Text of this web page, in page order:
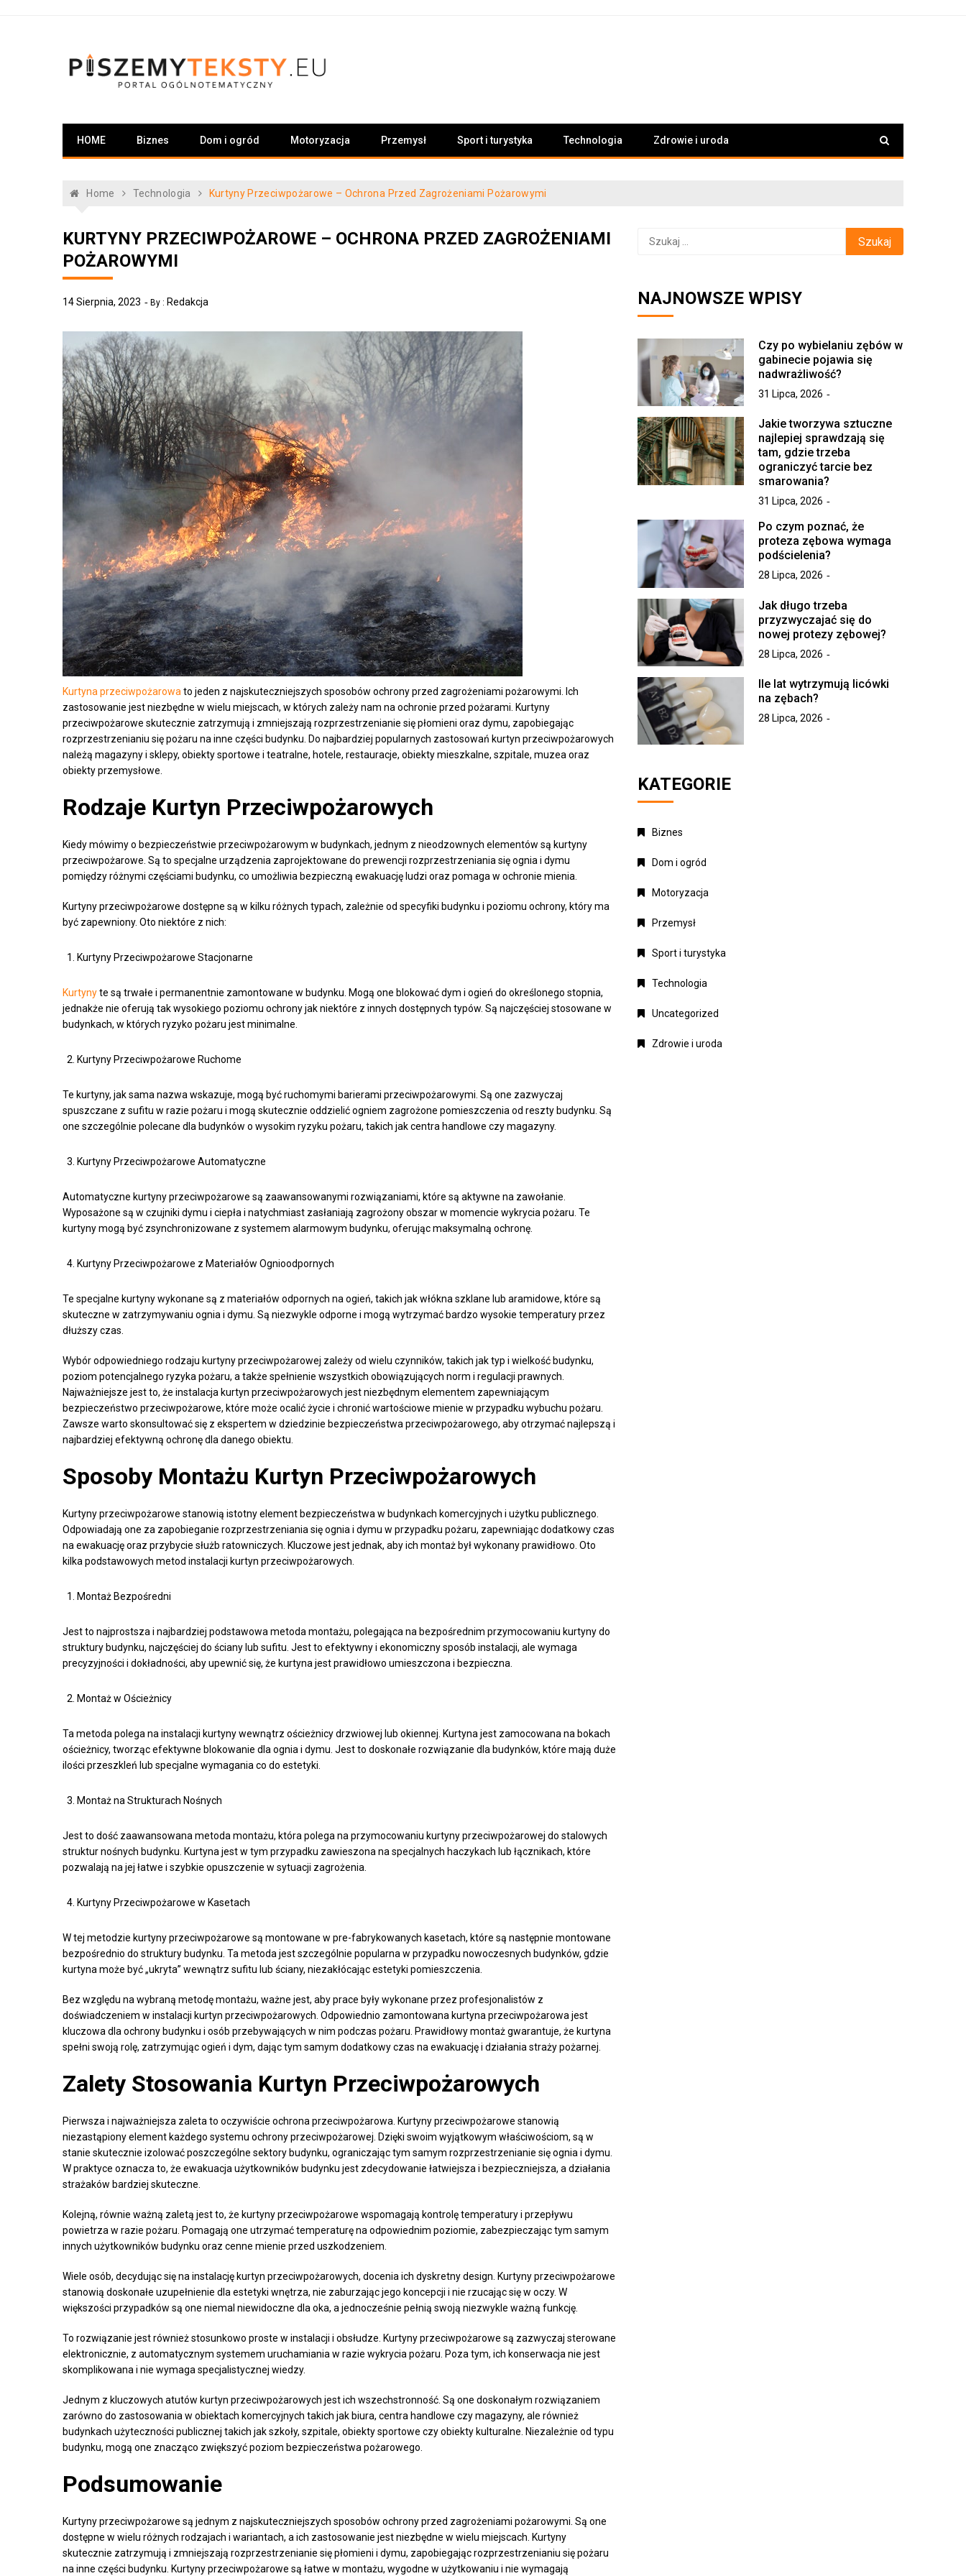
PiszemyTeksty.pl
HOME Biznes Dom i ogród Motoryzacja Przemysł Sport i turystyka Technologia Zdrowie i uroda
Home Technologia Kurtyny Przeciwpożarowe – Ochrona Przed Zagrożeniami Pożarowymi
KURTYNY PRZECIWPOŻAROWE – OCHRONA PRZED ZAGROŻENIAMI
POŻAROWYMI
14 Sierpnia, 2023 By : Redakcja
Kurtyna przeciwpożarowa to jeden z najskuteczniejszych sposobów ochrony przed zagrożeniami pożarowymi. Ich
zastosowanie jest niezbędne w wielu miejscach, w których zależy nam na ochronie przed pożarami. Kurtyny
przeciwpożarowe skutecznie zatrzymują i zmniejszają rozprzestrzenianie się płomieni oraz dymu, zapobiegając
rozprzestrzenianiu się pożaru na inne części budynku. Do najbardziej popularnych zastosowań kurtyn przeciwpożarowych
należą magazyny i sklepy, obiekty sportowe i teatralne, hotele, restauracje, obiekty mieszkalne, szpitale, muzea oraz
obiekty przemysłowe.
Rodzaje Kurtyn Przeciwpożarowych
Kiedy mówimy o bezpieczeństwie przeciwpożarowym w budynkach, jednym z nieodzownych elementów są kurtyny
przeciwpożarowe. Są to specjalne urządzenia zaprojektowane do prewencji rozprzestrzeniania się ognia i dymu
pomiędzy różnymi częściami budynku, co umożliwia bezpieczną ewakuację ludzi oraz pomaga w ochronie mienia.
Kurtyny przeciwpożarowe dostępne są w kilku różnych typach, zależnie od specyfiki budynku i poziomu ochrony, który ma
być zapewniony. Oto niektóre z nich:
Kurtyny Przeciwpożarowe Stacjonarne
Kurtynyte są trwałe i permanentnie zamontowane w budynku. Mogą one blokować dym i ogień do określonego stopnia,
jednakże nie oferują tak wysokiego poziomu ochrony jak niektóre z innych dostępnych typów. Są najczęściej stosowane w
budynkach, w których ryzyko pożaru jest minimalne.
Kurtyny Przeciwpożarowe Ruchome
Te kurtyny, jak sama nazwa wskazuje, mogą być ruchomymi barierami przeciwpożarowymi. Są one zazwyczaj
spuszczane z sufitu w razie pożaru i mogą skutecznie oddzielić ogniem zagrożone pomieszczenia od reszty budynku. Są
one szczególnie polecane dla budynków o wysokim ryzyku pożaru, takich jak centra handlowe czy magazyny.
Kurtyny Przeciwpożarowe Automatyczne
Automatyczne kurtyny przeciwpożarowe są zaawansowanymi rozwiązaniami, które są aktywne na zawołanie.
Wyposażone są w czujniki dymu i ciepła i natychmiast zasłaniają zagrożony obszar w momencie wykrycia pożaru. Te
kurtyny mogą być zsynchronizowane z systemem alarmowym budynku, oferując maksymalną ochronę.
Kurtyny Przeciwpożarowe z Materiałów Ognioodpornych
Te specjalne kurtyny wykonane są z materiałów odpornych na ogień, takich jak włókna szklane lub aramidowe, które są
skuteczne w zatrzymywaniu ognia i dymu. Są niezwykle odporne i mogą wytrzymać bardzo wysokie temperatury przez
dłuższy czas.
Wybór odpowiedniego rodzaju kurtyny przeciwpożarowej zależy od wielu czynników, takich jak typ i wielkość budynku,
poziom potencjalnego ryzyka pożaru, a także spełnienie wszystkich obowiązujących norm i regulacji prawnych.
Najważniejsze jest to, że instalacja kurtyn przeciwpożarowych jest niezbędnym elementem zapewniającym
bezpieczeństwo przeciwpożarowe, które może ocalić życie i chronić wartościowe mienie w przypadku wybuchu pożaru.
Zawsze warto skonsultować się z ekspertem w dziedzinie bezpieczeństwa przeciwpożarowego, aby otrzymać najlepszą i
najbardziej efektywną ochronę dla danego obiektu.
Sposoby Montażu Kurtyn Przeciwpożarowych
Kurtyny przeciwpożarowe stanowią istotny element bezpieczeństwa w budynkach komercyjnych i użytku publicznego.
Odpowiadają one za zapobieganie rozprzestrzeniania się ognia i dymu w przypadku pożaru, zapewniając dodatkowy czas
na ewakuację oraz przybycie służb ratowniczych. Kluczowe jest jednak, aby ich montaż był wykonany prawidłowo. Oto
kilka podstawowych metod instalacji kurtyn przeciwpożarowych.
Montaż Bezpośredni
Jest to najprostsza i najbardziej podstawowa metoda montażu, polegająca na bezpośrednim przymocowaniu kurtyny do
struktury budynku, najczęściej do ściany lub sufitu. Jest to efektywny i ekonomiczny sposób instalacji, ale wymaga
precyzyjności i dokładności, aby upewnić się, że kurtyna jest prawidłowo umieszczona i bezpieczna.
Montaż w Ościeżnicy
Ta metoda polega na instalacji kurtyny wewnątrz ościeżnicy drzwiowej lub okiennej. Kurtyna jest zamocowana na bokach
ościeżnicy, tworząc efektywne blokowanie dla ognia i dymu. Jest to doskonałe rozwiązanie dla budynków, które mają duże
ilości przeszkleń lub specjalne wymagania co do estetyki.
Montaż na Strukturach Nośnych
Jest to dość zaawansowana metoda montażu, która polega na przymocowaniu kurtyny przeciwpożarowej do stalowych
struktur nośnych budynku. Kurtyna jest w tym przypadku zawieszona na specjalnych haczykach lub łącznikach, które
pozwalają na jej łatwe i szybkie opuszczenie w sytuacji zagrożenia.
Kurtyny Przeciwpożarowe w Kasetach
W tej metodzie kurtyny przeciwpożarowe są montowane w pre-fabrykowanych kasetach, które są następnie montowane
bezpośrednio do struktury budynku. Ta metoda jest szczególnie popularna w przypadku nowoczesnych budynków, gdzie
kurtyna może być „ukryta” wewnątrz sufitu lub ściany, niezakłócając estetyki pomieszczenia.
Bez względu na wybraną metodę montażu, ważne jest, aby prace były wykonane przez profesjonalistów z
doświadczeniem w instalacji kurtyn przeciwpożarowych. Odpowiednio zamontowana kurtyna przeciwpożarowa jest
kluczowa dla ochrony budynku i osób przebywających w nim podczas pożaru. Prawidłowy montaż gwarantuje, że kurtyna
spełni swoją rolę, zatrzymując ogień i dym, dając tym samym dodatkowy czas na ewakuację i działania straży pożarnej.
Zalety Stosowania Kurtyn Przeciwpożarowych
Pierwsza i najważniejsza zaleta to oczywiście ochrona przeciwpożarowa. Kurtyny przeciwpożarowe stanowią
niezastąpiony element każdego systemu ochrony przeciwpożarowej. Dzięki swoim wyjątkowym właściwościom, są w
stanie skutecznie izolować poszczególne sektory budynku, ograniczając tym samym rozprzestrzenianie się ognia i dymu.
W praktyce oznacza to, że ewakuacja użytkowników budynku jest zdecydowanie łatwiejsza i bezpieczniejsza, a działania
strażaków bardziej skuteczne.
Kolejną, równie ważną zaletą jest to, że kurtyny przeciwpożarowe wspomagają kontrolę temperatury i przepływu
powietrza w razie pożaru. Pomagają one utrzymać temperaturę na odpowiednim poziomie, zabezpieczając tym samym
innych użytkowników budynku oraz cenne mienie przed uszkodzeniem.
Wiele osób, decydując się na instalację kurtyn przeciwpożarowych, docenia ich dyskretny design. Kurtyny przeciwpożarowe
stanowią doskonałe uzupełnienie dla estetyki wnętrza, nie zaburzając jego koncepcji i nie rzucając się w oczy. W
większości przypadków są one niemal niewidoczne dla oka, a jednocześnie pełnią swoją niezwykle ważną funkcję.
To rozwiązanie jest również stosunkowo proste w instalacji i obsłudze. Kurtyny przeciwpożarowe są zazwyczaj sterowane
elektronicznie, z automatycznym systemem uruchamiania w razie wykrycia pożaru. Poza tym, ich konserwacja nie jest
skomplikowana i nie wymaga specjalistycznej wiedzy.
Jednym z kluczowych atutów kurtyn przeciwpożarowych jest ich wszechstronność. Są one doskonałym rozwiązaniem
zarówno do zastosowania w obiektach komercyjnych takich jak biura, centra handlowe czy magazyny, ale również
budynkach użyteczności publicznej takich jak szkoły, szpitale, obiekty sportowe czy obiekty kulturalne. Niezależnie od typu
budynku, mogą one znacząco zwiększyć poziom bezpieczeństwa pożarowego.
Podsumowanie
Kurtyny przeciwpożarowe są jednym z najskuteczniejszych sposobów ochrony przed zagrożeniami pożarowymi. Są one
dostępne w wielu różnych rodzajach i wariantach, a ich zastosowanie jest niezbędne w wielu miejscach. Kurtyny
skutecznie zatrzymują i zmniejszają rozprzestrzenianie się płomieni i dymu, zapobiegając rozprzestrzenianiu się pożaru
na inne części budynku. Kurtyny przeciwpożarowe są łatwe w montażu, wygodne w użytkowaniu i nie wymagają
Szukaj:
NAJNOWSZE WPISY
Czy po wybielaniu zębów w
gabinecie pojawia się
nadwrażliwość?
31 Lipca, 2026
Jakie tworzywa sztuczne
najlepiej sprawdzają się
tam, gdzie trzeba
ograniczyć tarcie bez
smarowania?
31 Lipca, 2026
Po czym poznać, że
proteza zębowa wymaga
podścielenia?
28 Lipca, 2026
Jak długo trzeba
przyzwyczajać się do
nowej protezy zębowej?
28 Lipca, 2026
Ile lat wytrzymują licówki
na zębach?
28 Lipca, 2026
KATEGORIE
Biznes
Dom i ogród
Motoryzacja
Przemysł
Sport i turystyka
Technologia
Uncategorized
Zdrowie i uroda